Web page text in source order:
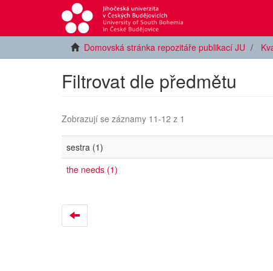
Domovská stránka repozitáře publikací JU
Filtrovat dle předmětu
Zobrazují se záznamy 11-12 z 1
sestra (1)
the needs (1)